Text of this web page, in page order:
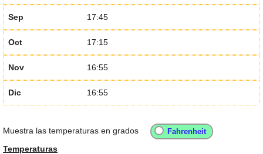
Sep 17:45
Oct 17:15
Nov 16:55
Dic 16:55
Muestra las temperaturas en grados
Temperaturas